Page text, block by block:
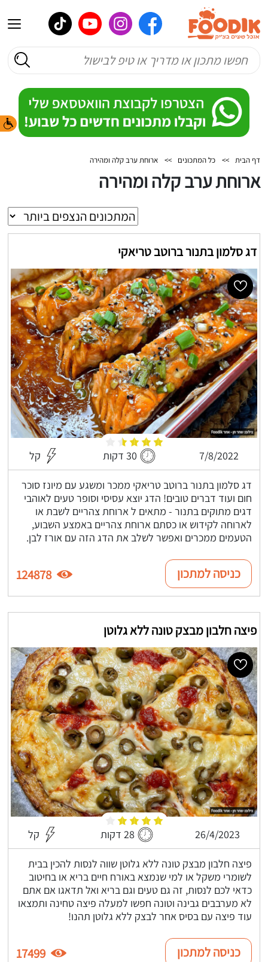
דף הבית >> כל המתכונים >> ארוחת ערב קלה ומהירה
ארוחת ערב קלה ומהירה
דג סלמון בתנור ברוטב טריאקי
7/8/2022 30 דקות קל
דג סלמון בתנור ברוטב טריאקי ממכר ומשגע עם מיונז סוכר
חום ועוד דברים טובים! הדג יוצא עסיסי וסופר טעים לאוהבי
דגים מתוקים בתנור - מתאים ל ארוחת צהריים לשבת או
לארוחה לקידוש או כסתם ארוחת צהריים באמצע השבוע,
הטעמים ממכרים ואפשר לשלב את הדג הזה עם אורז לבן.
כניסה למתכון 124878
פיצה חלבון מבצק טונה ללא גלוטן
26/4/2023 28 דקות קל
פיצה חלבון מבצק טונה ללא גלוטן שווה לנסות להכין בבית
לשומרי משקל או למי שנמצא באורח חיים בריא או בחיטוב
כדאי לכם לנסות, זה גם טעים וגם בריא ואל תדאגו אם אתם
לא מערבבים גבינה וטונה חפשו למעלה פיצה טחינה ותמצאו
עוד פיצה עם בסיס אחר לבצק ללא גלוטן תהנו!
כניסה למתכון 17499